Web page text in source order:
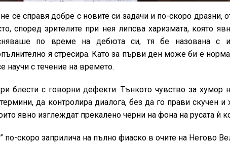
се справя добре с новите си задачи и по-скоро дразни,
според зрителите при нея липсва харизмата, която
по време на дебюта си, тя бе назована с
я стресира. Като за първи ден може би е
научи с течение на времето.
блести с говорни дефекти. Тънкото чувство за хумор
да контролира диалога, без да го прави скучен и
явно изглеждат прекалено черни на фона на русата ѝ
скоро заприлича на пълно фиаско в очите на Негово